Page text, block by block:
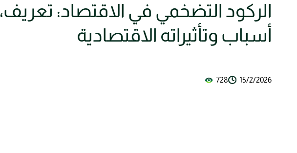
الركود التضخمي في الاقتصاد: تعريف،
أسباب وتأثيراته الاقتصادية
15/2/2026
728